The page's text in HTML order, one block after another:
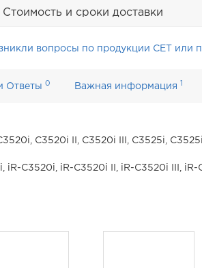
Стоимость и сроки доставки
вопросы по продукции CET или
Ответы0 Важная информация 1
C3520i II, C3520i III, C3525i,
C3520i, iR-C3520i II, iR-C3520i III, iR-